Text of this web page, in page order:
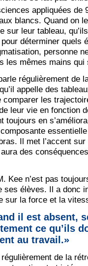
appliquées de
blancs. Quand on
sur leur tableau,
déterminer quels
personne
les mêmes mains qui
régulièrement de
appelle des
comparer les
leur vie en fonction
toujours en
composante
Il met l’accent
aura des
Kee n’est pas
ses élèves. Il a donc
sur la force et la
il est absent,
ce qu’ils
au travail.»
de la